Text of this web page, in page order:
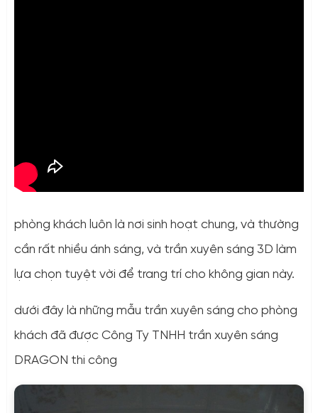
phòng khách luôn là nơi sinh hoạt chung, và thường
cần rất nhiều ánh sáng, và trần xuyên sáng 3D làm
lựa chọn tuyệt vời để trang trí cho không gian này.
dưới đây là những mẫu trần xuyên sáng cho phòng
khách đã được Công Ty TNHH trần xuyên sáng
DRAGON thi công